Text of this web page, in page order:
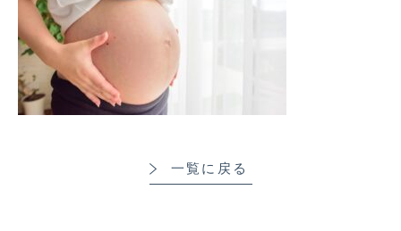
一覧に戻る